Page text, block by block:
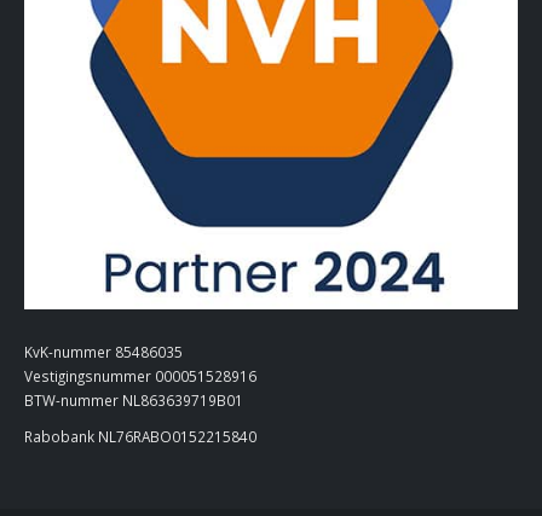
KvK-nummer 85486035
Vestigingsnummer 000051528916
BTW-nummer NL863639719B01
Rabobank NL76RABO0152215840